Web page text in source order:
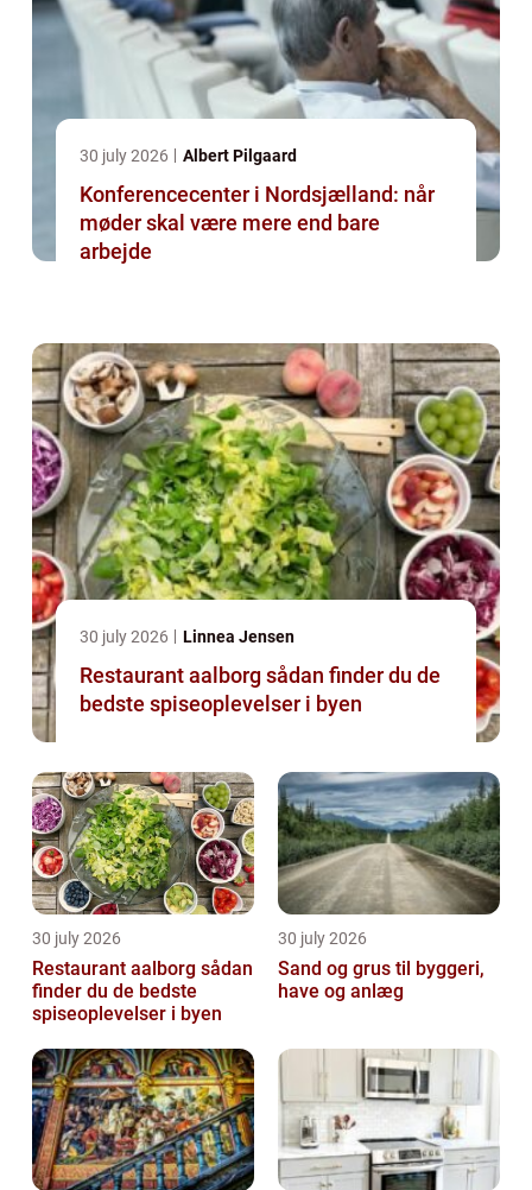
30 july 2026 Albert Pilgaard
Konferencecenter i Nordsjælland: når
møder skal være mere end bare
arbejde
30 july 2026 Linnea Jensen
Restaurant aalborg sådan finder du de
bedste spiseoplevelser i byen
30 july 2026
Restaurant aalborg sådan
finder du de bedste
spiseoplevelser i byen
30 july 2026
Sand og grus til byggeri,
have og anlæg